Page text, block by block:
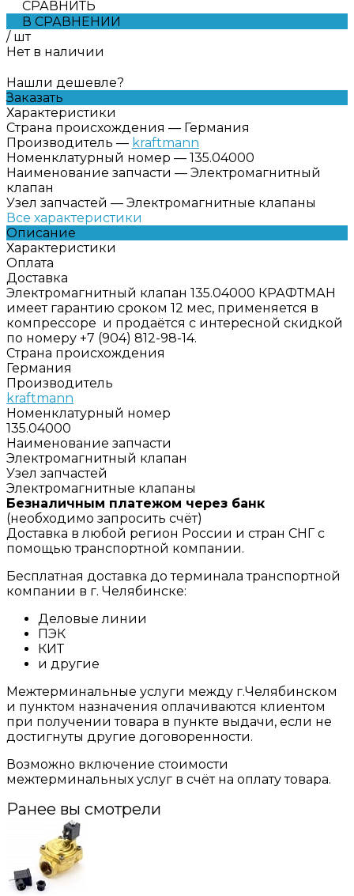
СРАВНИТЬ
В СРАВНЕНИИ
/ шт
Нет в наличии
Нашли дешевле?
Заказать
Характеристики
Страна происхождения — Германия
Производитель — kraftmann
Номенклатурный номер — 135.04000
Наименование запчасти — Электромагнитный
клапан
Узел запчастей — Электромагнитные клапаны
Все характеристики
Описание
Характеристики
Оплата
Доставка
Электромагнитный клапан 135.04000 КРАФТМАН
имеет гарантию сроком 12 мес, применяется в
компрессоре и продаётся с интересной скидкой
по номеру +7 (904) 812-98-14.
Страна происхождения
Германия
Производитель
kraftmann
Номенклатурный номер
135.04000
Наименование запчасти
Электромагнитный клапан
Узел запчастей
Электромагнитные клапаны
Безналичным платежом через банк
(необходимо запросить счёт)
Доставка в любой регион России и стран СНГ с
помощью транспортной компании.
Бесплатная доставка до терминала транспортной
компании в г. Челябинске:
Деловые линии
ПЭК
КИТ
и другие
Межтерминальные услуги между г.Челябинском
и пунктом назначения оплачиваются клиентом
при получении товара в пункте выдачи, если не
достигнуты другие договоренности.
Возможно включение стоимости
межтерминальных услуг в счёт на оплату товара.
Ранее вы смотрели